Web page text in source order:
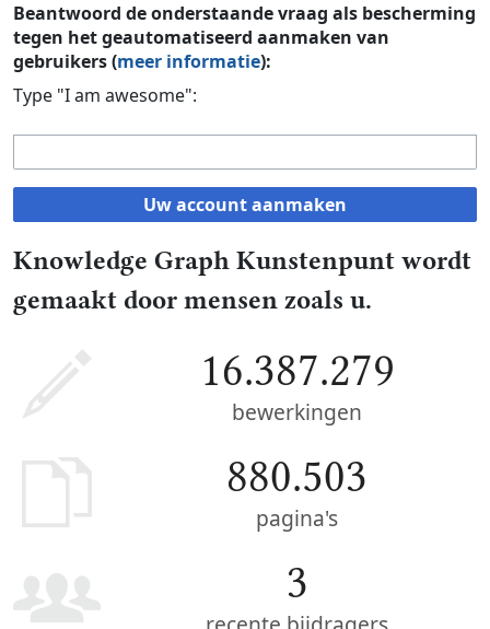
Beantwoord de onderstaande vraag als bescherming
tegen het geautomatiseerd aanmaken van
gebruikers (meer informatie):
Type "I am awesome":
Uw account aanmaken
Knowledge Graph Kunstenpunt wordt
gemaakt door mensen zoals u.
16.387.279
bewerkingen
880.503
pagina's
3